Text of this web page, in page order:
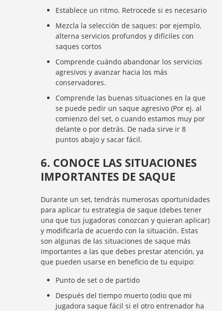
Establece un ritmo. Retrocede si es necesario
Mezcla la selección de saques: por ejemplo,
alterna servicios profundos y difíciles con
saques cortos
Comprende cuándo abandonar los servicios
agresivos y avanzar hacia los más
conservadores.
Comprende las buenas situaciones en la que
se puede pedir un saque agresivo (Por ej. al
comienzo del set, o cuando estamos muy por
delante o por detrás. De nada sirve ir 8
puntos abajo y sacar fácil.
6. CONOCE LAS SITUACIONES
IMPORTANTES DE SAQUE
Durante un set, tendrás numerosas oportunidades
para aplicar tu estrategia de saque (debes tener
una que tus jugadoras conozcan y quieran aplicar)
y modificarla de acuerdo con la situación. Estas
son algunas de las situaciones de saque más
importantes a las que debes prestar atención, ya
que pueden usarse en beneficio de tu equipo:
Punto de set o de partido
Después del tiempo muerto (odio que mi
jugadora saque fácil si el otro entrenador ha